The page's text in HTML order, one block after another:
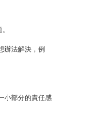
辦法解決，例
小部分的責任感